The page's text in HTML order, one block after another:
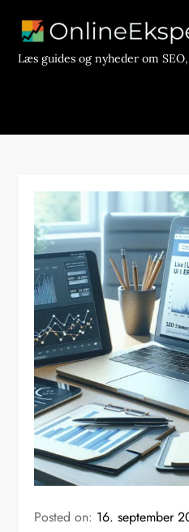
contentLæs guides og nyheder om
Posted on: 16. september